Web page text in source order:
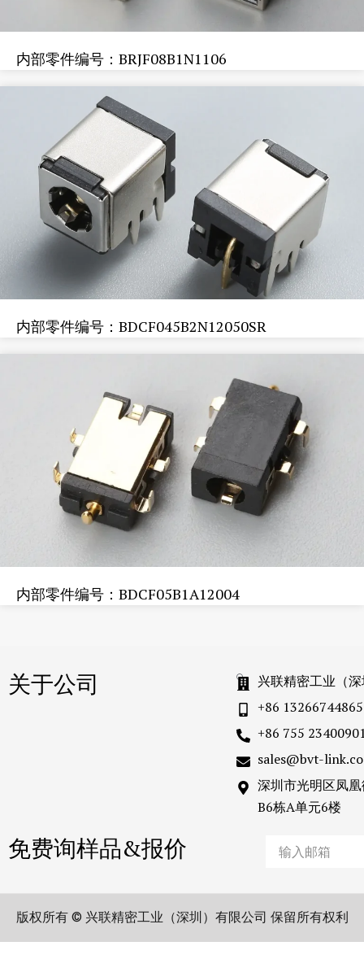
内部零件编号：BRJF08B1N1106
内部零件编号：BDCF045B2N12050SR
内部零件编号：BDCF05B1A12004
关于公司
兴联精密工业（
+86 13266744865
+86 755
sales@bvt-
深圳市光明区凤
B6栋A单元6楼
免费询样品&报价
版权所有 © 兴联精密工业（深圳）有限公司 保留所有权利